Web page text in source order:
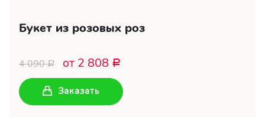
Букет из розовых роз
4 090Р от 2 808 Р
Заказать